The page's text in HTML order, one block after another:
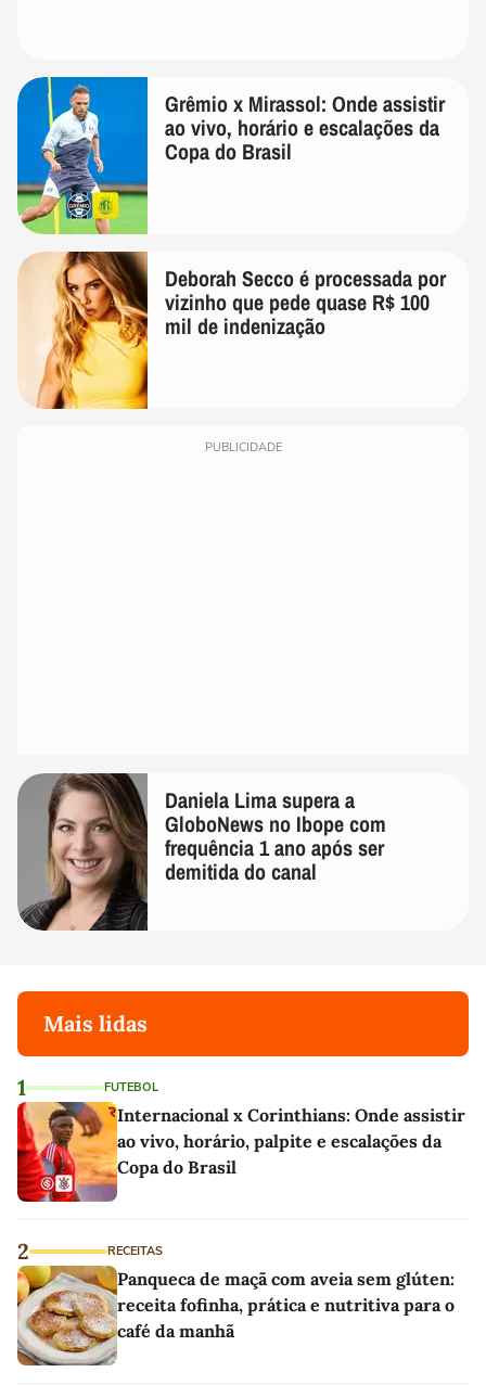
Grêmio x Mirassol: Onde assistir
ao vivo, horário e escalações da
Copa do Brasil
Deborah Secco é processada por
vizinho que pede quase R$ 100
mil de indenização
PUBLICIDADE
Daniela Lima supera a
GloboNews no Ibope com
frequência 1 ano após ser
demitida do canal
Mais lidas
1 FUTEBOL
Internacional x Corinthians: Onde assistir
ao vivo, horário, palpite e escalações da
Copa do Brasil
2 RECEITAS
Panqueca de maçã com aveia sem glúten:
receita fofinha, prática e nutritiva para o
café da manhã